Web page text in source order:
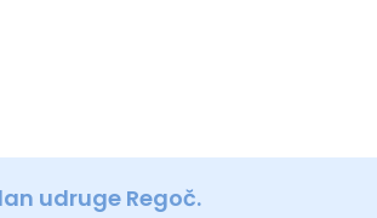
udruge Regoč.